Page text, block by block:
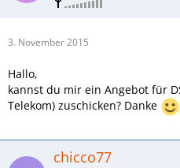
3. November 2015
Hallo,
kannst du mir ein Angebot für
Telekom) zuschicken? Danke
chicco77